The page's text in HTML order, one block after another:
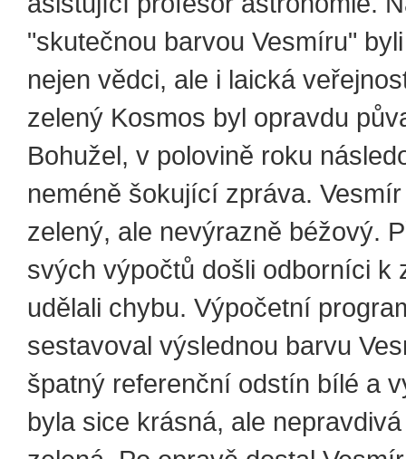
"skutečnou barvou Vesmíru"
nejen vědci, ale i laická
zelený Kosmos byl opravdu
Bohužel, v polovině roku
neméně šokující zpráva.
zelený, ale nevýrazně béžový.
svých výpočtů došli odborníci k
udělali chybu. Výpočetní
sestavoval výslednou barvu
špatný referenční odstín bílé a
byla sice krásná, ale